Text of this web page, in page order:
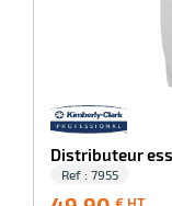
Distributeur
Ref : 7955